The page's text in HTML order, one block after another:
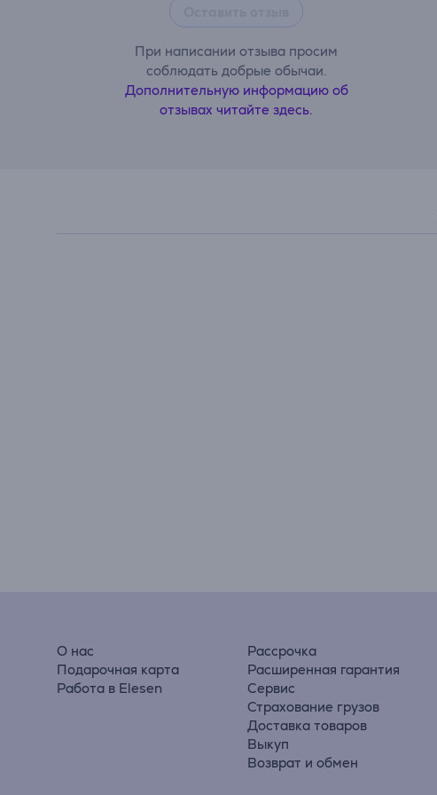
При написании отзыва просим
соблюдать добрые обычаи.
Дополнительную информацию об
отзывах читайте здесь.
О нас
Подарочная карта
Работа в Elesen
Рассрочка
Расширенная гарантия
Сервис
Страхование грузов
Доставка товаров
Выкуп
Возврат и обмен